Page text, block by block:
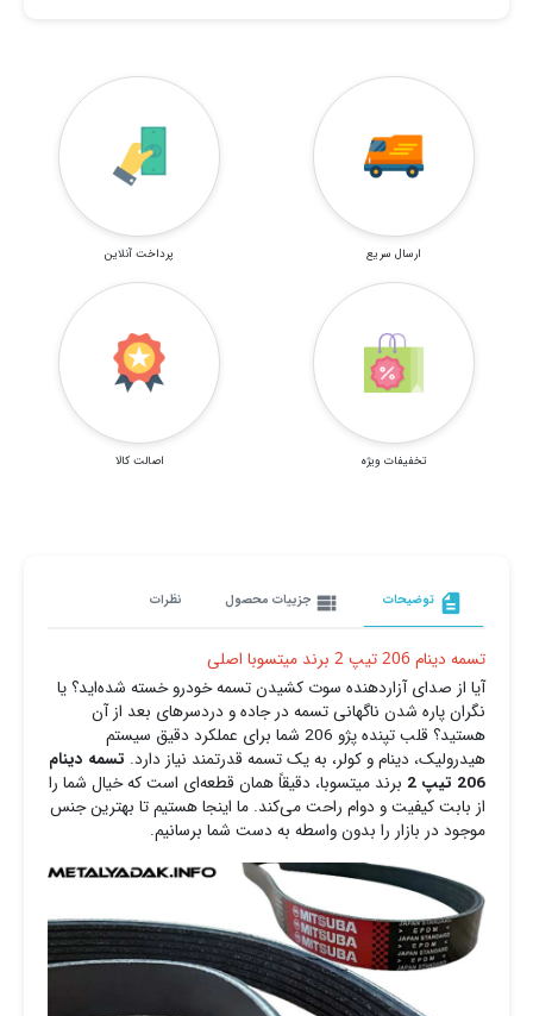
ارسال سریع پرداخت آنلاین
تخفیفات ویژه اصالت کالا
description توضیحات view_list جزییات محصول نظرات
تسمه دینام 206 تیپ 2 برند میتسوبا اصلی
آیا از صدای آزاردهنده سوت کشیدن تسمه خودرو خسته شده‌اید؟ یا
نگران پاره شدن ناگهانی تسمه در جاده و دردسرهای بعد از آن
هستید؟ قلب تپنده پژو 206 شما برای عملکرد دقیق سیستم
هیدرولیک، دینام و کولر، به یک تسمه قدرتمند نیاز دارد. تسمه دینام
206 تیپ 2
برند میتسوبا، دقیقاً همان قطعه‌ای است که خیال شما را
از بابت کیفیت و دوام راحت می‌کند. ما اینجا هستیم تا بهترین جنس
موجود در بازار را بدون واسطه به دست شما برسانیم.